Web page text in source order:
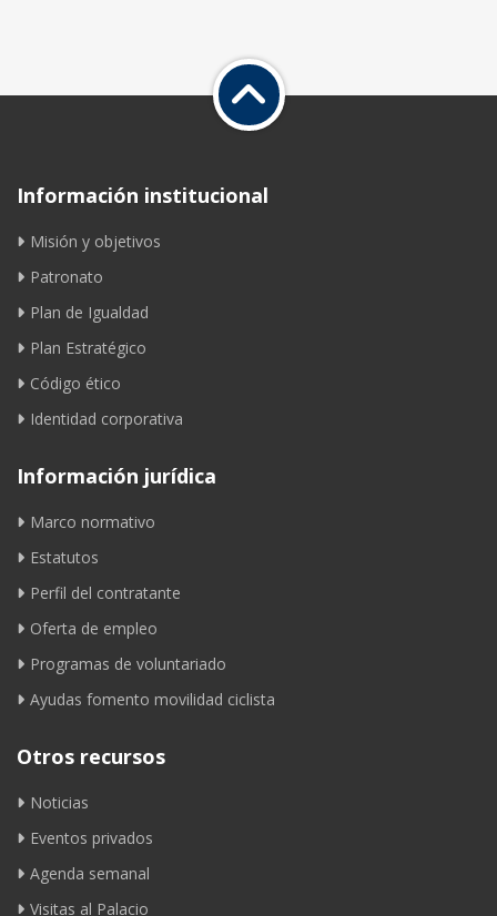
Información institucional
Misión y objetivos
Patronato
Plan de Igualdad
Plan Estratégico
Código ético
Identidad corporativa
Información jurídica
Marco normativo
Estatutos
Perfil del contratante
Oferta de empleo
Programas de voluntariado
Ayudas fomento movilidad ciclista
Otros recursos
Noticias
Eventos privados
Agenda semanal
Visitas al Palacio